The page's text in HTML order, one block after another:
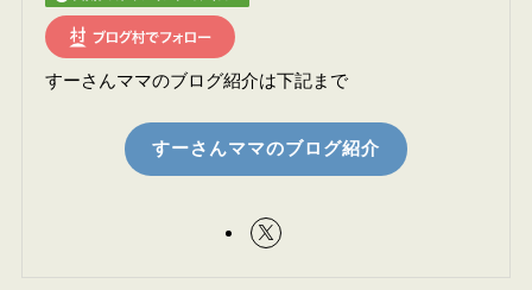
すーさんママのブログ紹介は下記まで
すーさんママのブログ紹介